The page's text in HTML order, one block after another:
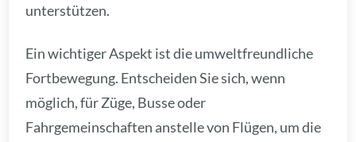
unterstützen.
Ein wichtiger Aspekt ist die umweltfreundliche
Fortbewegung. Entscheiden Sie sich, wenn
möglich, für Züge, Busse oder
Fahrgemeinschaften anstelle von Flügen, um die